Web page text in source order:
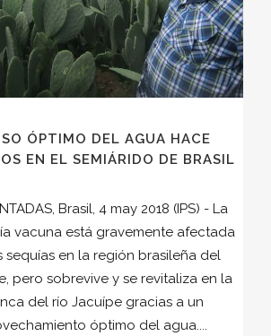
ÓPTIMO DEL AGUA HACE
EN EL SEMIÁRIDO DE BRASIL
Brasil, 4 may 2018 (IPS) - La
vacuna está gravemente afectada
sequías en la región brasileña del
pero sobrevive y se revitaliza en la
del río Jacuípe gracias a un
óptimo del agua....